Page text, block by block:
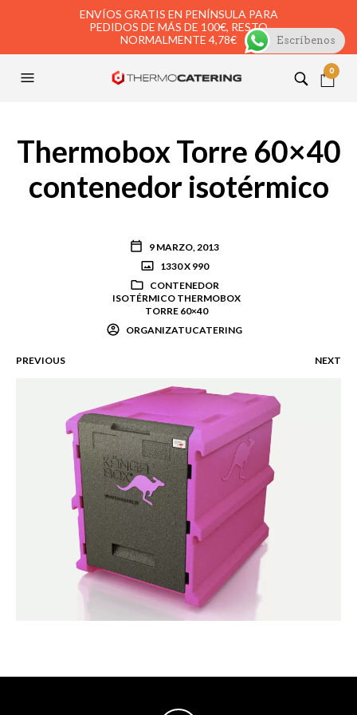
ENVÍOS GRATIS EN PENÍNSULA PARA
PEDIDOS DE MÁS DE 100€, RESTO
NORMALMENTE 4,78€
0
Thermobox Torre 60×40
contenedor isotérmico
9 MARZO, 2013
1330 X 990
CONTENEDOR
ISOTÉRMICO THERMOBOX
TORRE 60×40
ORGANIZATUCATERING
PREVIOUS NEXT
Escríbenos